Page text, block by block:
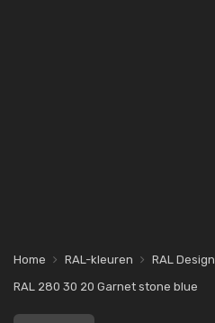
Home RAL-kleuren RAL Design
RAL 280 30 20 Garnet stone blue